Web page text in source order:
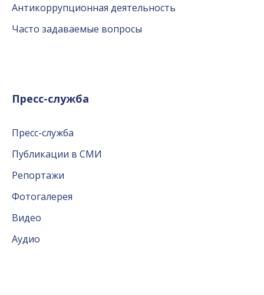
Антикоррупционная деятельность
Часто задаваемые вопросы
Пресс-служба
Пресс-служба
Публикации в СМИ
Репортажи
Фотогалерея
Видео
Аудио